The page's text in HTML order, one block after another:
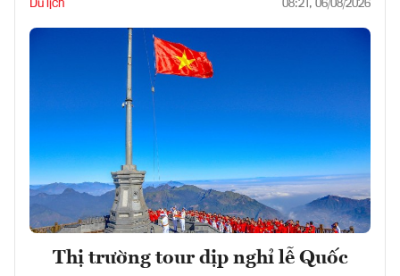
Du lịch 08:21, 06/08/2026
Thị trường tour dịp nghỉ lễ Quốc